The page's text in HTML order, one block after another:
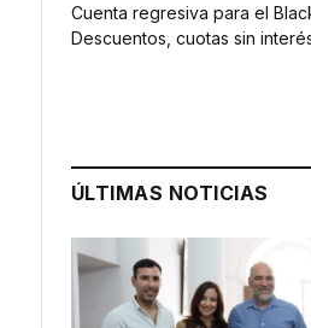
Cuenta regresiva para el
Descuentos, cuotas sin
ÚLTIMAS NOTICIAS